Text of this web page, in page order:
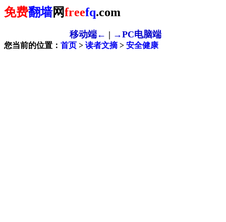
免费翻墙网freefq.com
移动端← | →PC电脑端
您当前的位置： 首页 > 读者文摘> 安全健康